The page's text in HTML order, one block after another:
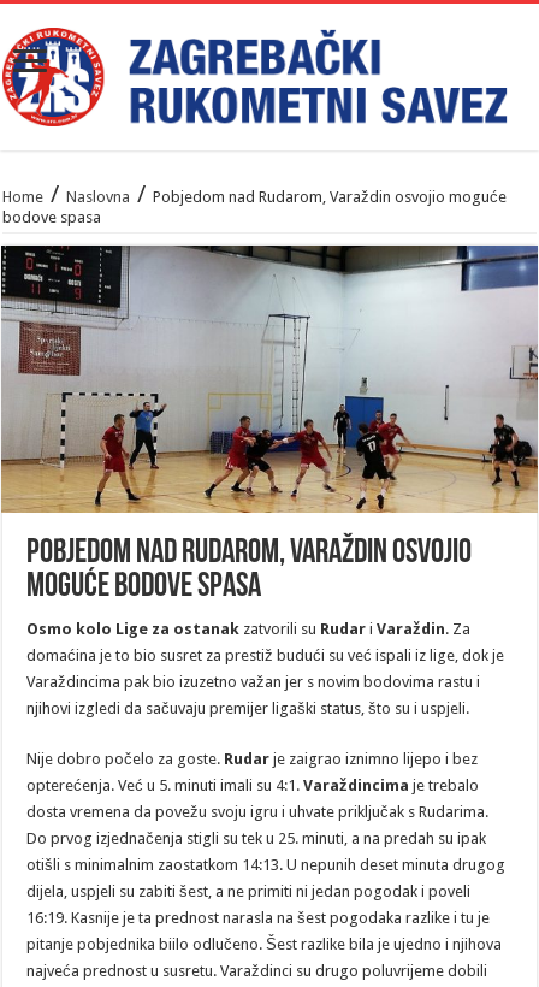
Home / Naslovna / Pobjedom nad Rudarom, Varaždin osvojio moguće
bodove spasa
Pobjedom nad Rudarom, Varaždin osvojio
moguće bodove spasa
Osmo kolo Lige za ostanak zatvorili su Rudar iVaraždin. Za
domaćina je to bio susret za prestiž budući su već ispali iz lige, dok je
Varaždincima pak bio izuzetno važan jer s novim bodovima rastu i
njihovi izgledi da sačuvaju premijer ligaški status, što su i uspjeli.
Nije dobro počelo za goste. Rudar je zaigrao iznimno lijepo i bez
opterećenja. Već u 5. minuti imali su 4:1.Varaždincima je trebalo
dosta vremena da povežu svoju igru i uhvate priključak s Rudarima.
Do prvog izjednačenja stigli su tek u 25. minuti, a na predah su ipak
otišli s minimalnim zaostatkom 14:13. U nepunih deset minuta drugog
dijela, uspjeli su zabiti šest, a ne primiti ni jedan pogodak i poveli
16:19. Kasnije je ta prednost narasla na šest pogodaka razlike i tu je
pitanje pobjednika biilo odlučeno. Šest razlike bila je ujedno i njihova
najveća prednost u susretu. Varaždinci su drugo poluvrijeme dobili